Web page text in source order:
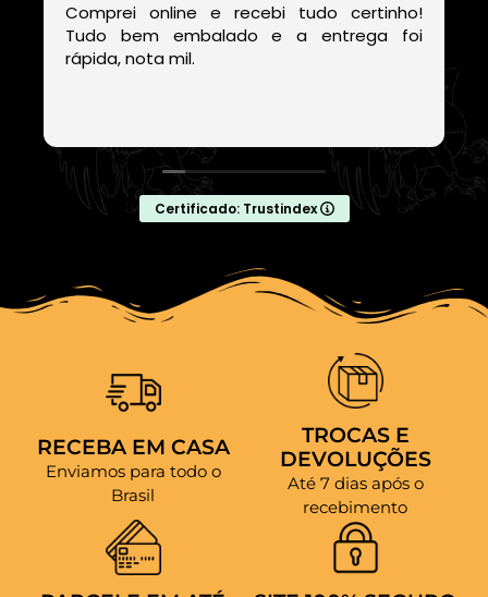
Comprei online e recebi tudo certinho!
Tudo bem embalado e a entrega foi
rápida, nota mil.
Certificado: Trustindex
RECEBA EM CASA
Enviamos para todo o
Brasil
TROCAS E
DEVOLUÇÕES
Até 7 dias após o
recebimento